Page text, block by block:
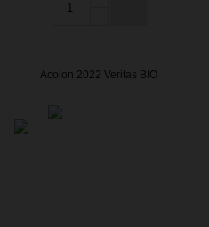
Acolon 2022 Veritas BIO